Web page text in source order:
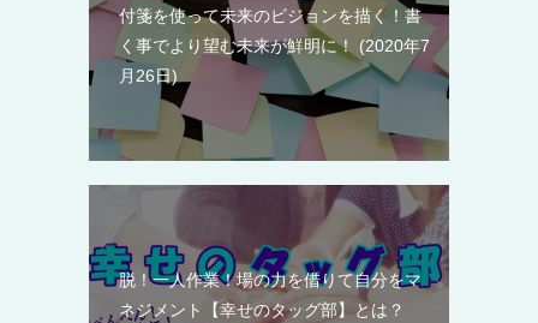
付箋を使って未来のビジョンを描く！書
く事でより望む未来が鮮明に！
2020年7
月26日
脱！一人作業！場の力を借りて自分をマ
ネジメント【幸せのタッグ部】とは？